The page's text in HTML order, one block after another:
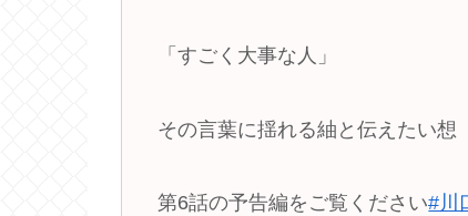
「すごく大事な人」
その言葉に揺れる紬と伝えたい想
第6話の予告編をご覧ください#川